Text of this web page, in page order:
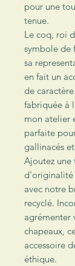
pour une
tenue.
Le coq, roi
symbole de
sa
en fait un
de
fabriquée à
mon atelier
parfaite
gallinacés
Ajoutez une
d'originalité
avec notre
recyclé.
agrémenter
chapeaux,
accessoire
éthique.